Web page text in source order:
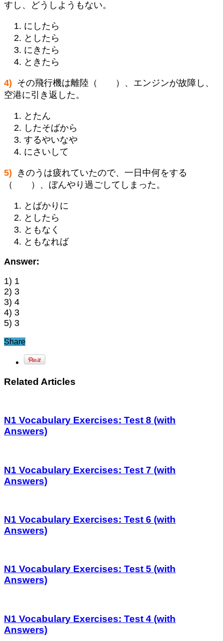
すし、どうしようもない。
にしたら
としたら
にきたら
ときたら
4) その飛行機は離陸（ ）、エンジンが故障し、
空港に引き返した。
とたん
したそばから
するやいなや
にさいして
5) きのうは疲れていたので、一日中何をする
（ ）、ぼんやり過ごしてしまった。
とばかりに
としたら
ともなく
ともなれば
Answer:
1) 1
2) 3
3) 4
4) 3
5) 3
Share
Related Articles
N1 Vocabulary Exercises: Test 8 (with
Answers)
N1 Vocabulary Exercises: Test 7 (with
Answers)
N1 Vocabulary Exercises: Test 6 (with
Answers)
N1 Vocabulary Exercises: Test 5 (with
Answers)
N1 Vocabulary Exercises: Test 4 (with
Answers)